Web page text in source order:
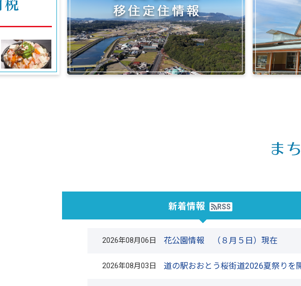
新着情報 RSS
2026年08月06日 花公園情報 （８月５日）現在
2026年08月03日 道の駅おおとう桜街道2026夏祭りを